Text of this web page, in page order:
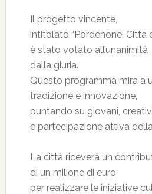
Il progetto vincente,
intitolato “Pordenone. Città
è stato votato all’unanimità
dalla giuria.
Questo programma mira a
tradizione e innovazione,
puntando su giovani,
e partecipazione attiva
La città riceverà un
di un milione di euro
per realizzare le iniziative